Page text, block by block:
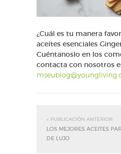
¿Cuál es tu manera
aceites esenciales
Cuéntanoslo en los
contacta con nosotros
« PUBLICACIÓN ANTERIOR
LOS MEJORES ACEITES
DE LUJO